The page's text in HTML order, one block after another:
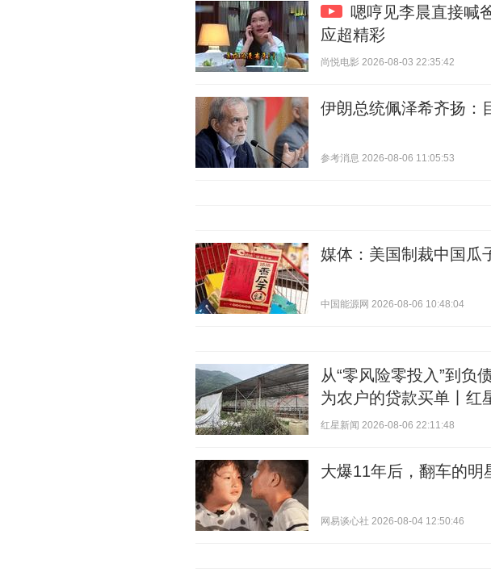
嗯哼见李晨直接喊
应超精彩
尚悦电影 2026-08-03 22:35:42
伊朗总统佩泽希齐扬：
参考消息 2026-08-06 11:05:53
媒体：美国制裁中国瓜
中国能源网 2026-08-06 10:48:04
从“零风险零投入”到负
为农户的贷款买单丨红
红星新闻 2026-08-06 22:11:48
大爆11年后，翻车的明
网易谈心社 2026-08-04 12:50:46